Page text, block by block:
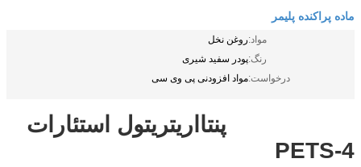
ماده پراکنده پلیمر
مواد:روغن نخل
رنگ:پودر سفید شیری
درخواست:مواد افزودنی پی وی سی
پنتااریتریتول استئارات
PETS-4